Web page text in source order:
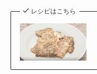
レシピはこちら